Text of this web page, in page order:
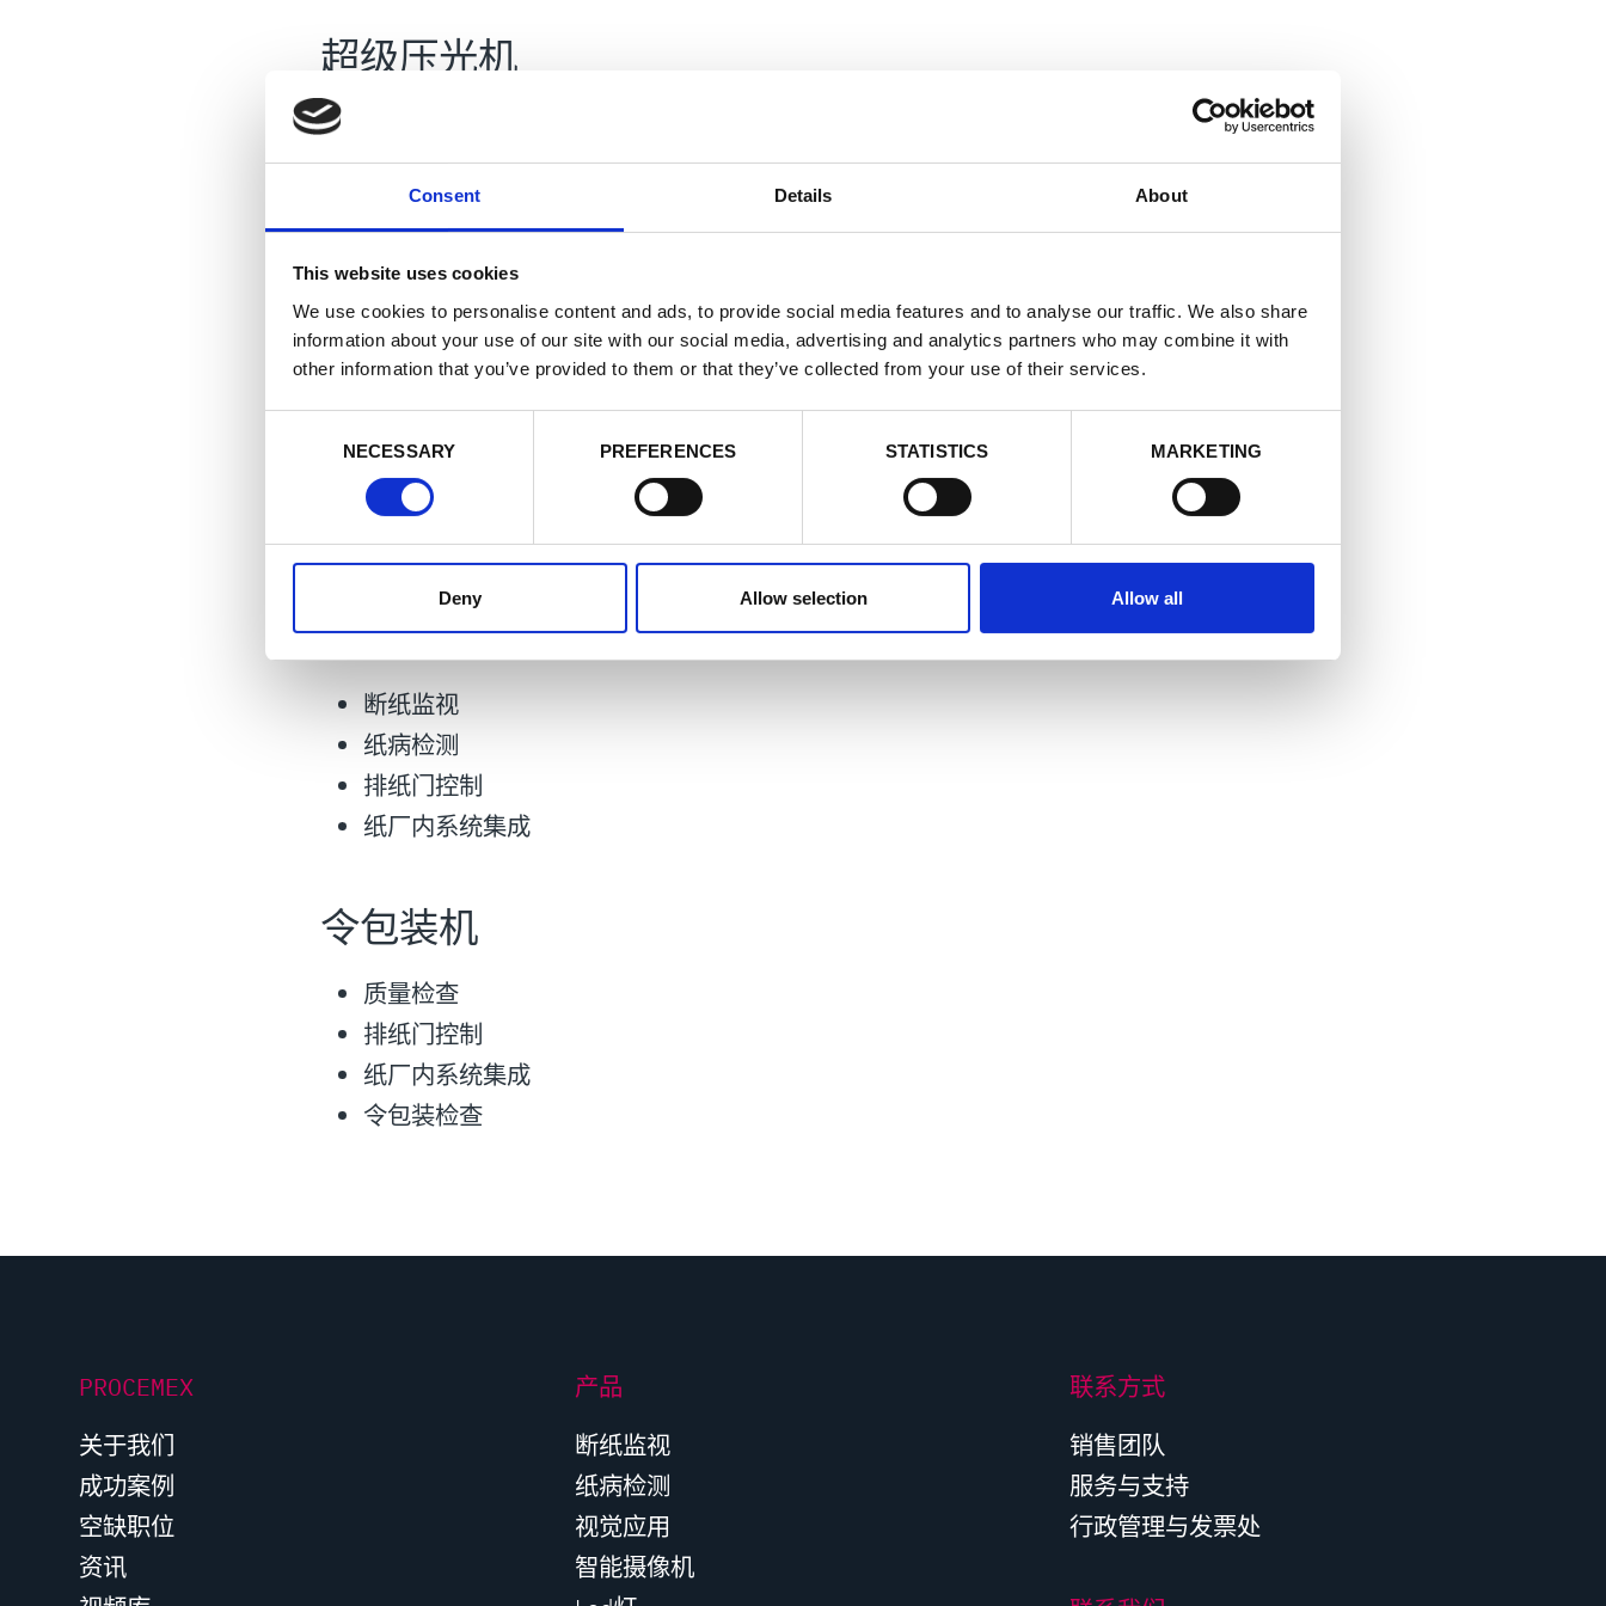
Consent Details About
This website uses cookies
We use cookies to personalise content and ads, to provide social media features and to analyse our traffic. We also share
information about your use of our site with our social media, advertising and analytics partners who may combine it with
other information that you’ve provided to them or that they’ve collected from your use of their services.
e
NECESSARY PREFERENCES STATISTICS MARKETING
Deny Allow selection Allow all
超级压光机
纸病检测
纸厂内系统集成
复卷机
复卷机控制
断纸监视
纸病检测
纸厂内系统集成
切纸机
断纸监视
纸病检测
排纸门控制
纸厂内系统集成
令包装机
质量检查
排纸门控制
纸厂内系统集成
令包装检查
PROCEMEX
关于我们
成功案例
空缺职位
资讯
产品
断纸监视
纸病检测
视觉应用
智能摄像机
联系方式
销售团队
服务与支持
行政管理与发票处